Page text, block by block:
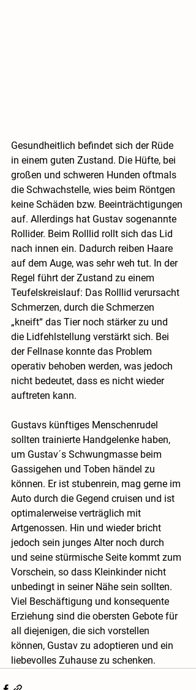
Gesundheitlich befindet sich der Rüde
in einem guten Zustand. Die Hüfte, bei
großen und schweren Hunden oftmals
die Schwachstelle, wies beim Röntgen
keine Schäden bzw. Beeinträchtigungen
auf. Allerdings hat Gustav sogenannte
Rollider. Beim Rolllid rollt sich das Lid
nach innen ein. Dadurch reiben Haare
auf dem Auge, was sehr weh tut. In der
Regel führt der Zustand zu einem
Teufelskreislauf: Das Rolllid verursacht
Schmerzen, durch die Schmerzen
„kneift“ das Tier noch stärker zu und
die Lidfehlstellung verstärkt sich. Bei
der Fellnase konnte das Problem
operativ behoben werden, was jedoch
nicht bedeutet, dass es nicht wieder
auftreten kann.
Gustavs künftiges Menschenrudel
sollten trainierte Handgelenke haben,
um Gustav´s Schwungmasse beim
Gassigehen und Toben händel zu
können. Er ist stubenrein, mag gerne im
Auto durch die Gegend cruisen und ist
optimalerweise verträglich mit
Artgenossen. Hin und wieder bricht
jedoch sein junges Alter noch durch
und seine stürmische Seite kommt zum
Vorschein, so dass Kleinkinder nicht
unbedingt in seiner Nähe sein sollten.
Viel Beschäftigung und konsequente
Erziehung sind die obersten Gebote für
all diejenigen, die sich vorstellen
können, Gustav zu adoptieren und ein
liebevolles Zuhause zu schenken.